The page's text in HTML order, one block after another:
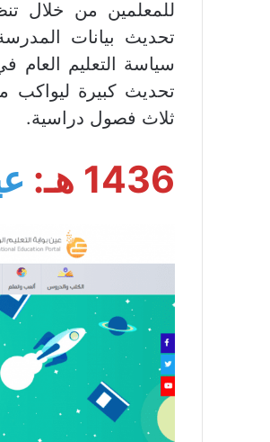
للمعلمين من خلال
تحديث بيانات
سياسة التعليم العام
تحديث كبيرة ليواكب
ثلاث فصول دراسية.
1436 هـ: